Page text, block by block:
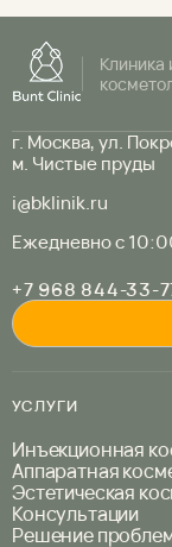
Клиника
г. Москва, ул.
м. Чистые пруды
i@bklinik.ru
Ежедневно с
+7 968 844-33-
УСЛУГИ
Инъекционная
Аппаратная
Эстетическая
Консультации
Решение